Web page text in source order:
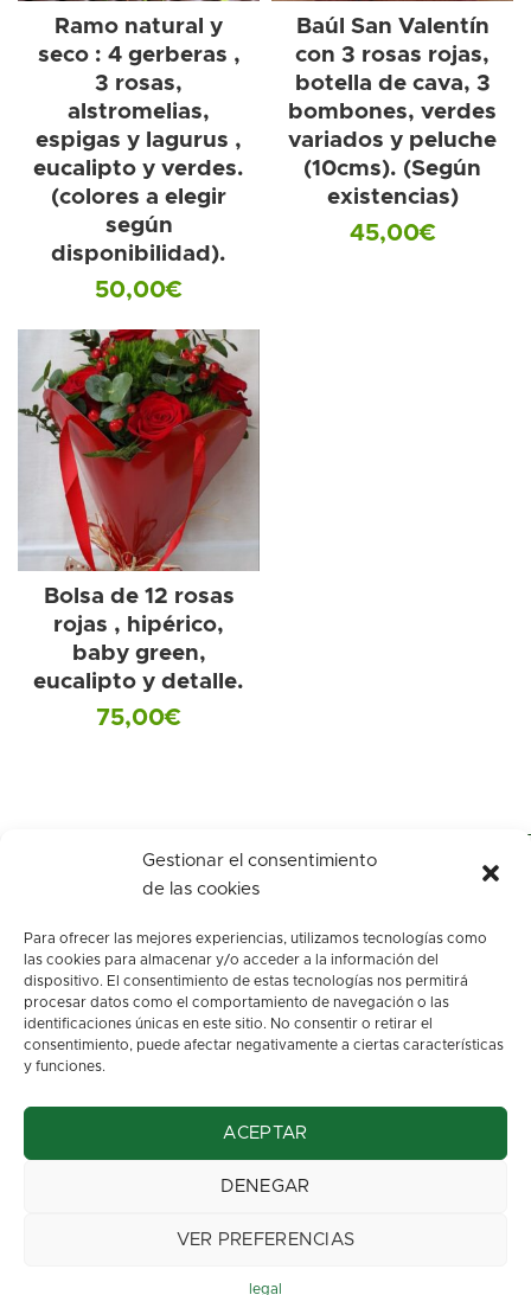
Gestionar el consentimiento
de las cookies
Para ofrecer las mejores experiencias, utilizamos tecnologías como
las cookies para almacenar y/o acceder a la información del
dispositivo. El consentimiento de estas tecnologías nos permitirá
procesar datos como el comportamiento de navegación o las
identificaciones únicas en este sitio. No consentir o retirar el
consentimiento, puede afectar negativamente a ciertas características
y funciones.
ACEPTAR
DENEGAR
VER PREFERENCIAS
legal
Ramo natural y
seco : 4 gerberas ,
3 rosas,
alstromelias,
espigas y lagurus ,
eucalipto y verdes.
(colores a elegir
según
disponibilidad).
50,00€
Baúl San Valentín
con 3 rosas rojas,
botella de cava, 3
bombones, verdes
variados y peluche
(10cms). (Según
existencias)
45,00€
Bolsa de 12 rosas
rojas , hipérico,
baby green,
eucalipto y detalle.
75,00€
c/ Los arenales, s/n.
Oviedo. Asturias
info@floresbegona.es
Teléfono: 985 22 45 63
Política de privacidad